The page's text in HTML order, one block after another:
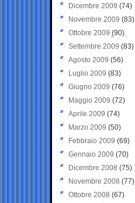
Dicembre 2009 (74)
Novembre 2009 (83)
Ottobre 2009 (90)
Settembre 2009 (83)
Agosto 2009 (56)
Luglio 2009 (83)
Giugno 2009 (76)
Maggio 2009 (72)
Aprile 2009 (74)
Marzo 2009 (50)
Febbraio 2009 (69)
Gennaio 2009 (70)
Dicembre 2008 (75)
Novembre 2008 (77)
Ottobre 2008 (67)